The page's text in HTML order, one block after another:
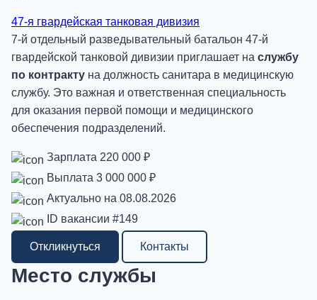
47-я гвардейская танковая дивизия
7-й отдельный разведывательный батальон 47-й
гвардейской танковой дивизии приглашает на службу
по контракту на должность санитара в медицинскую
службу. Это важная и ответственная специальность
для оказания первой помощи и медицинского
обеспечения подразделений.
Зарплата 220 000 ₽
Выплата 3 000 000 ₽
Актуально на 08.08.2026
ID вакансии #149
Откликнуться Контакты
Место службы